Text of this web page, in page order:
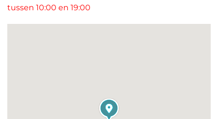
tussen 10:00 en 19:00